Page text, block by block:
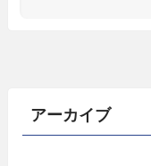
アーカイブ